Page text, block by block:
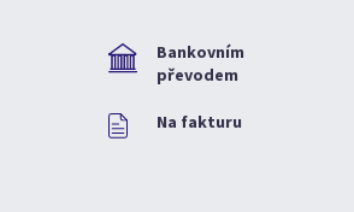
Bankovním
převodem
Na fakturu